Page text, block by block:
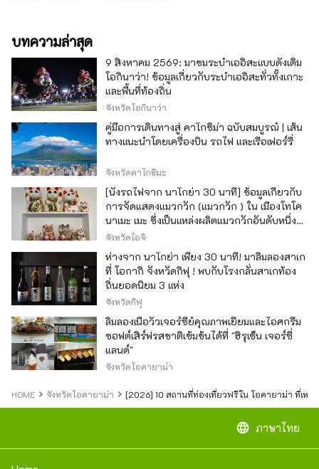
บทความล่าสุด
9 สิงหาคม 2569: มาชมระบำเออิสะแบบดั้งเดิม
โอกินาว่า! ข้อมูลเกี่ยวกับระบำเออิสะทั่วทั้งเกาะ
และพื้นที่ท้องถิ่น
จังหวัดโอกินาว่า
คู่มือการเดินทางสู่ คาโกชิม่า ฉบับสมบูรณ์ | เส้น
ทางแนะนำโดยเครื่องบิน รถไฟ และเรือเฟอร์รี่
จังหวัดคาโกชิมะ
[นั่งรถไฟจาก นาโกย่า 30 นาที] ข้อมูลเกี่ยวกับ
การจัดแสดงแมวกวัก (แมวกวัก ) ใน เมืองโทโค
นาเมะ เมะ ซึ่งเป็นแหล่งผลิตแมวกวักอันดับหนึ่ง
ของญี่ปุ่น
จังหวัดไอจิ
ห่างจาก นาโกย่า เพียง 30 นาที! มาลิ้มลองสาเก
ที่ โอกากิ จังหวัดกิฟุ ! พบกับโรงกลั่นสาเกท้อง
ถิ่นยอดนิยม 3 แห่ง
จังหวัดกิฟุ
ลิ้มลองเนื้อวัวเจอร์ซีย์คุณภาพเยี่ยมและไอศกรีม
ซอฟต์เสิร์ฟรสชาติเข้มข้นได้ที่ "ฮิรุเซ็น เจอร์ซี่
แลนด์"
จังหวัดโอคายาม่า
HOME จังหวัดโอคายาม่า [2026] 10 สถานที่ท่องเที่ยวฟรีใน โอคายาม่า ที่เหม
language ภาษาไทย